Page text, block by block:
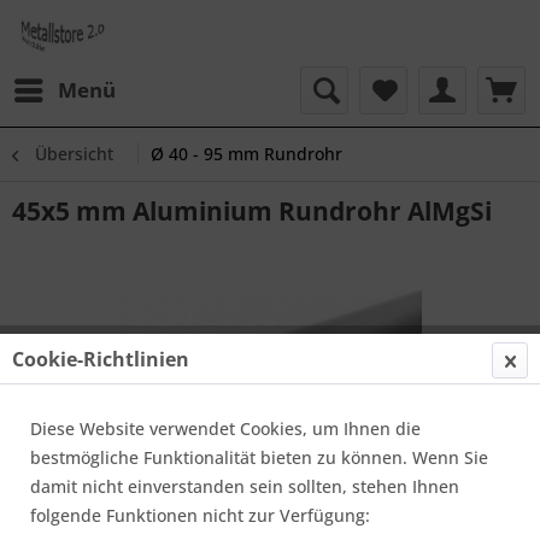
Menü
Übersicht Ø 40 - 95 mm Rundrohr
45x5 mm Aluminium Rundrohr AlMgSi
Cookie-Richtlinien
Diese Website verwendet Cookies, um Ihnen die
bestmögliche Funktionalität bieten zu können. Wenn Sie
damit nicht einverstanden sein sollten, stehen Ihnen
folgende Funktionen nicht zur Verfügung: